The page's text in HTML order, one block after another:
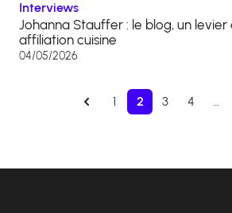
Interviews
Johanna Stauffer : le blog, un levier
affiliation cuisine
04/05/2026
1 2 3 4 …